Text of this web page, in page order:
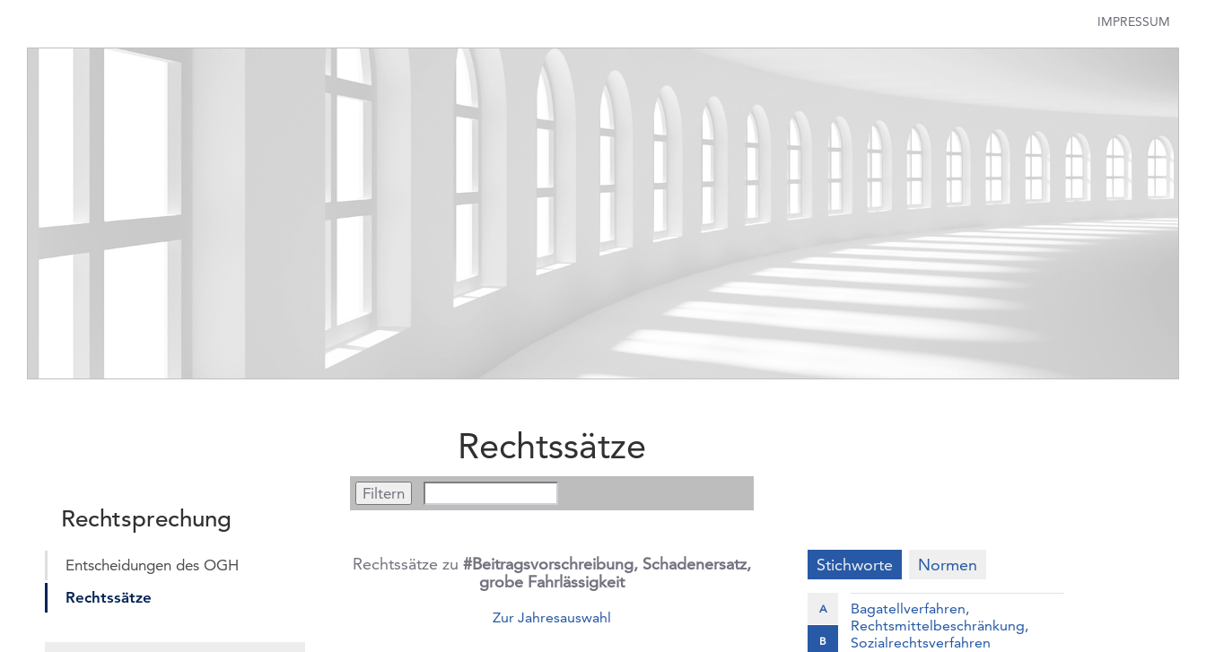
IMPRESSUM
Rechtsprechung
Entscheidungen des OGH
Rechtssätze
Rechtssätze
Rechtssätze zu #Beitragsvorschreibung, Schadenersatz,
grobe Fahrlässigkeit
Zur Jahresauswahl
Stichworte Normen
A
B
Bagatellverfahren,
Rechtsmittelbeschränkung,
Sozialrechtsverfahren